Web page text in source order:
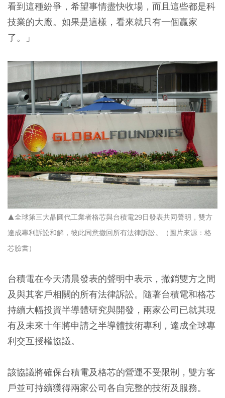
看到這種紛爭，希望事情盡快收場，而且這些都是科
技業的大廠。如果是這樣，看來就只有一個贏家
了。」
▲全球第三大晶圓代工業者格芯與台積電29日發表共同聲明，雙方
達成專利訴訟和解，彼此同意撤回所有法律訴訟。（圖片來源：格
芯臉書）
台積電在今天清晨發表的聲明中表示，撤銷雙方之間
及與其客戶相關的所有法律訴訟。隨著台積電和格芯
持續大幅投資半導體研究與開發，兩家公司已就其現
有及未來十年將申請之半導體技術專利，達成全球專
利交互授權協議。
該協議將確保台積電及格芯的營運不受限制，雙方客
戶並可持續獲得兩家公司各自完整的技術及服務。